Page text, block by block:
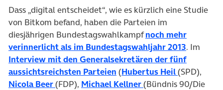
Dass „digital entscheidet“, wie es kürzlich eine Studie
von Bitkom befand, haben die Parteien im
diesjährigen Bundestagswahlkampfnoch mehr
verinnerlicht als im Bundestagswahljahr 2013(öffnet in
. Im
Interview mit den Generalsekretären der fünf
aussichtsreichsten Parteien (öffnet in neuem Tab)
(Hubertus Heil(öffnet in
(SPD),
Nicola Beer(öffnet in neuem Tab)
(FDP), Michael Kellner(öffnet in neuem
(Bündnis 90/Die